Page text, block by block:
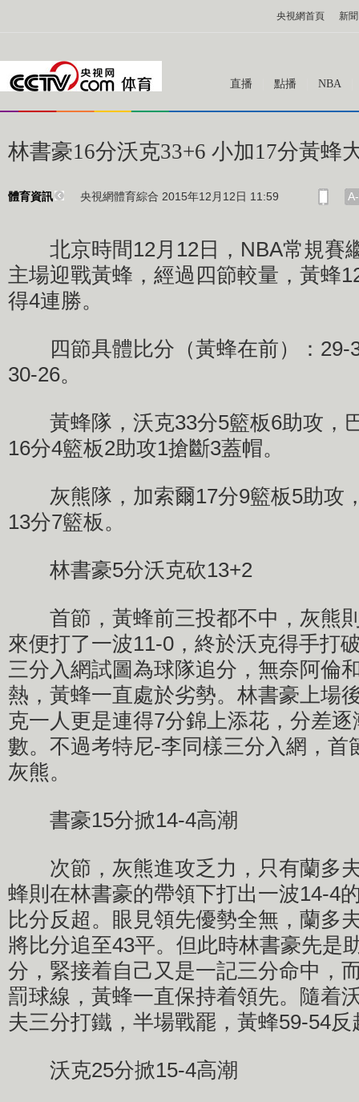
央視網首頁 新聞
直播 點播 NBA
林書豪16分沃克33+6 小加17分黃蜂
體育資訊 央視網體育綜合 2015年12月12日 11:59 A-
北京時間12月12日，NBA常規賽
主場迎戰黃蜂，經過四節較量，黃蜂
得4連勝。
四節具體比分（黃蜂在前）：29-
30-26。
黃蜂隊，沃克33分5籃板6助攻，
16分4籃板2助攻1搶斷3蓋帽。
灰熊隊，加索爾17分9籃板5助攻
13分7籃板。
林書豪5分沃克砍13+2
首節，黃蜂前三投都不中，灰熊
來便打了一波11-0，終於沃克得手打
三分入網試圖為球隊追分，無奈阿倫
熱，黃蜂一直處於劣勢。林書豪上場
克一人更是連得7分錦上添花，分差
數。不過考特尼-李同樣三分入網，首
灰熊。
書豪15分掀14-4高潮
次節，灰熊進攻乏力，只有蘭多
蜂則在林書豪的帶領下打出一波14-4
比分反超。眼見領先優勢全無，蘭多
將比分追至43平。但此時林書豪先是
分，緊接着自己又是一記三分命中，
罰球線，黃蜂一直保持着領先。隨着
夫三分打鐵，半場戰罷，黃蜂59-54反
沃克25分掀15-4高潮